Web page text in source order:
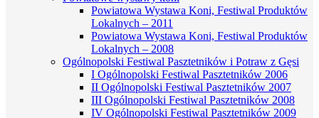
Powiatowa Wystawa Koni, Festiwal Produktów
Lokalnych – 2011
Powiatowa Wystawa Koni, Festiwal Produktów
Lokalnych – 2008
Ogólnopolski Festiwal Pasztetników i Potraw z Gęsi
I Ogólnopolski Festiwal Pasztetników 2006
II Ogólnopolski Festiwal Pasztetników 2007
III Ogólnopolski Festiwal Pasztetników 2008
IV Ogólnopolski Festiwal Pasztetników 2009